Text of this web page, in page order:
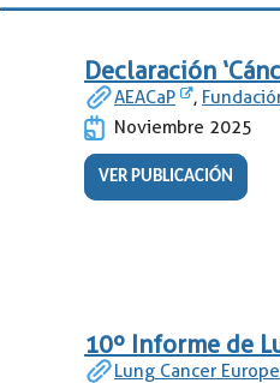
Declaración
AEACaP ,
Noviembre 2025
VER PUBLICACIÓN
10º Informe de
Lung Cancer Europe